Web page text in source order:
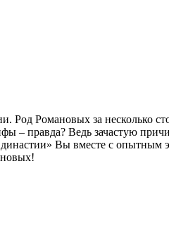
Род Романовых за несколько
– правда? Ведь зачастую
Вы вместе с опытным